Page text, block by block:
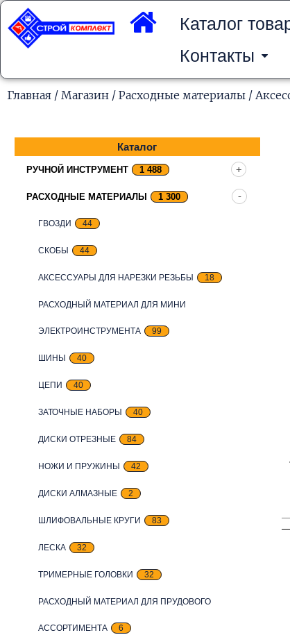
Перейти
содержимому
Каталог
Контакты
Главная / Магазин / Расходные материалы /
Каталог
РУЧНОЙ ИНСТРУМЕНТ 1 488
РАСХОДНЫЕ МАТЕРИАЛЫ 1 300
ГВОЗДИ 44
СКОБЫ 44
АКСЕССУАРЫ ДЛЯ НАРЕЗКИ РЕЗЬБЫ 18
РАСХОДНЫЙ МАТЕРИАЛ ДЛЯ МИНИ
ЭЛЕКТРОИНСТРУМЕНТА 99
ШИНЫ 40
ЦЕПИ 40
ЗАТОЧНЫЕ НАБОРЫ 40
ДИСКИ ОТРЕЗНЫЕ 84
НОЖИ И ПРУЖИНЫ 42
ДИСКИ АЛМАЗНЫЕ 2
ШЛИФОВАЛЬНЫЕ КРУГИ 83
ЛЕСКА 32
ТРИМЕРНЫЕ ГОЛОВКИ 32
РАСХОДНЫЙ МАТЕРИАЛ ДЛЯ ПРУДОВОГО
АССОРТИМЕНТА 6